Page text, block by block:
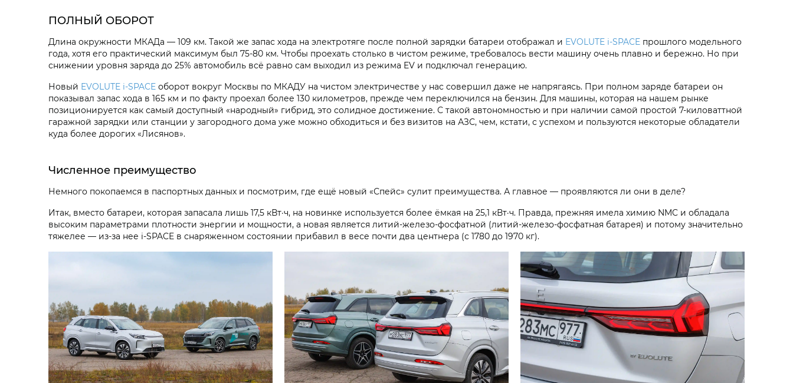
ПОЛНЫЙ ОБОРОТ
Длина окружности МКАДа — 109 км. Такой же запас хода на электротяге после полной зарядки батареи отображал и EVOLUTE i‑SPACE прошлого модельного
года, хотя его практический максимум был 75-80 км. Чтобы проехать столько в чистом режиме, требовалось вести машину очень плавно и бережно. Но при
снижении уровня заряда до 25% автомобиль всё равно сам выходил из режима EV и подключал генерацию.
Новый EVOLUTE i‑SPACE оборот вокруг Москвы по МКАДУ на чистом электричестве у нас совершил даже не напрягаясь. При полном заряде батареи он
показывал запас хода в 165 км и по факту проехал более 130 километров, прежде чем переключился на бензин. Для машины, которая на нашем рынке
позиционируется как самый доступный «народный» гибрид, это солидное достижение. С такой автономностью и при наличии самой простой 7-киловаттной
гаражной зарядки или станции у загородного дома уже можно обходиться и без визитов на АЗС, чем, кстати, с успехом и пользуются некоторые обладатели
куда более дорогих «Лисянов».
Численное преимущество
Немного покопаемся в паспортных данных и посмотрим, где ещё новый «Спейс» сулит преимущества. А главное — проявляются ли они в деле?
Итак, вместо батареи, которая запасала лишь 17,5 кВт·ч, на новинке используется более ёмкая на 25,1 кВт·ч. Правда, прежняя имела химию NMC и обладала
высоким параметрами плотности энергии и мощности, а новая является литий-железо-фосфатной (литий-железо-фосфатная батарея) и потому значительно
тяжелее — из-за нее i‑SPACE в снаряженном состоянии прибавил в весе почти два центнера (с 1780 до 1970 кг).